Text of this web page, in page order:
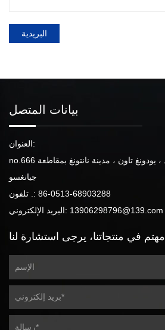
البريدية
بيانات المتصل
العنوان:
no.666 فنغتشنغ شارع جديد ، يودونغ تاون ، مدينة نانتونغ بمقاطعة
جيانغسو
تلفون .: 86-0513-68903288
البريد الإلكتروني: 13906298796@139.com
في منتجاتنا، يرجى استشارة لنا